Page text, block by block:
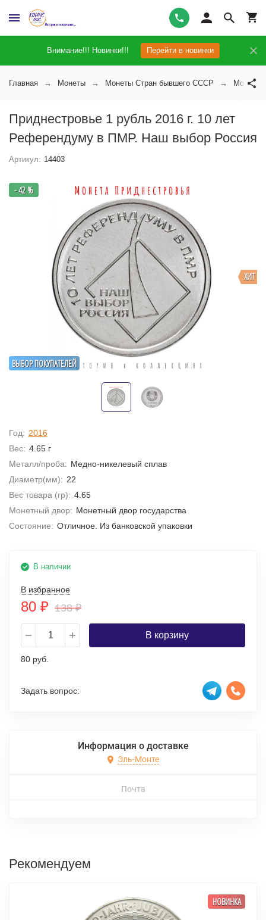
Внимание!!! Новинки!!! Перейти в новинки
Главная Монеты Монеты Стран бывшего СССР Монеты
Приднестровье 1 рубль 2016 г. 10 лет
Референдуму в ПМР. Наш выбор Россия
Артикул: 14403
ВЫБОР ПОКУПАТЕЛЕЙ
ХИТ
- 42 %
Год: 2016
Вес: 4.65 г
Металл/проба: Медно-никелевый сплав
Диаметр(мм): 22
Вес товара (гр): 4.65
Монетный двор: Монетный двор государства
Состояние: Отличное. Из банковской упаковки
В наличии
В избранное
80 ₽ 138₽
В корзину
80 руб.
Задать вопрос:
Информация о доставке
Эль-Монте
Почта
Рекомендуем
НОВИНКА